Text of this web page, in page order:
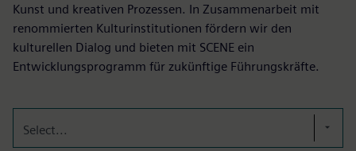
Kunst und kreativen Prozessen. In Zusammenarbeit mit
renommierten Kulturinstitutionen fördern wir den
kulturellen Dialog und bieten mit SCENE ein
Entwicklungsprogramm für zukünftige Führungskräfte.
Select...